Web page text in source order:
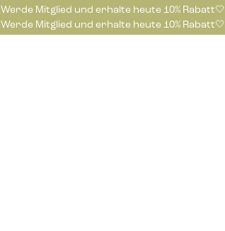
Werde Mitglied und erhalte heute 10% Rabatt🤍
Werde Mitglied und erhalte heute 10% Rabatt🤍